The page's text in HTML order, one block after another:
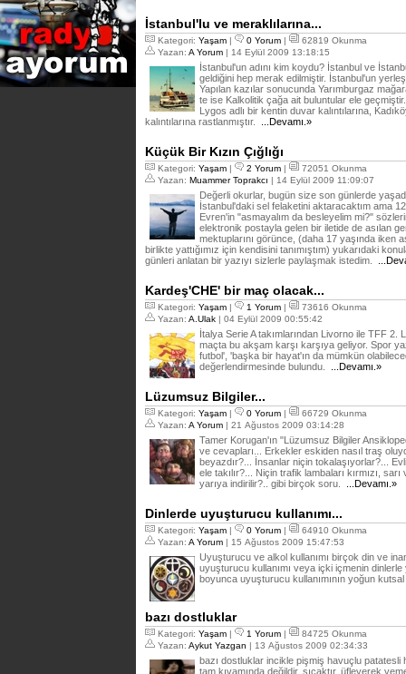
İstanbul'lu ve meraklılarına...
Kategori: Yaşam | 0 Yorum |
62819 Okunma
Yazan: A Yorum | 14 Eylül 2009 13:18:15
İstanbul'un adını kim koydu? İstanbul ve
geldiğini hep merak edilmiştir. İstanbul'un
Yapılan kazılar sonucunda Yarımburgaz
te ise Kalkolitik çağa ait buluntular ele
Lygos adlı bir kentin duvar kalıntılarına,
kalıntılarına rastlanmıştır.
...Devamı.»
Küçük Bir Kızın Çığlığı
Kategori: Yaşam | 2 Yorum |
72051 Okunma
Yazan: Muammer Toprakcı | 14 Eylül 2009 11:09:07
Değerli okurlar, bugün size son günlerde
İstanbul'daki sel felaketini aktaracaktım ama
Evren'in "asmayalım da besleyelim mi?"
elektronik postayla gelen bir iletide de asılan
mektuplarını görünce, (daha 17 yaşında iken
birlikte yattığımız için kendisini tanımıştım) yukarıdaki
günleri anlatan bir yazıyı sizlerle paylaşmak istedim.
Kardeş'CHE' bir maç olacak...
Kategori: Yaşam | 1 Yorum |
73616 Okunma
Yazan: A.Ulak | 04 Eylül 2009 00:55:42
İtalya Serie A takımlarından Livorno ile TFF 2.
maçta bu akşam karşı karşıya geliyor. Spor
futbol', 'başka bir hayat'ın da mümkün
değerlendirmesinde bulundu.
...Devamı.»
Lüzumsuz Bilgiler...
Kategori: Yaşam | 0 Yorum |
66729 Okunma
Yazan: A Yorum | 21 Ağustos 2009 03:14:28
Tamer Korugan'ın "Lüzumsuz Bilgiler
ve cevapları... Erkekler eskiden nasıl traş
beyazdır?... İnsanlar niçin tokalaşıyorlar?...
ele takılır?... Niçin trafik lambaları kırmızı,
yarıya indirilir?.. gibi birçok soru.
...Devamı.»
Dinlerde uyuşturucu kullanımı...
Kategori: Yaşam | 0 Yorum |
64910 Okunma
Yazan: A Yorum | 15 Ağustos 2009 15:47:53
Uyuşturucu ve alkol kullanımı birçok din ve
uyuşturucu kullanımı veya içki içmenin
boyunca uyuşturucu kullanımının yoğun kutsal
bazı dostluklar
Kategori: Yaşam | 1 Yorum |
84725 Okunma
Yazan: Aykut Yazgan | 13 Ağustos 2009 02:34:33
bazı dostluklar incikle pişmiş havuçlu
tam kıvamında değildir. sıcaktır. üfleyerek